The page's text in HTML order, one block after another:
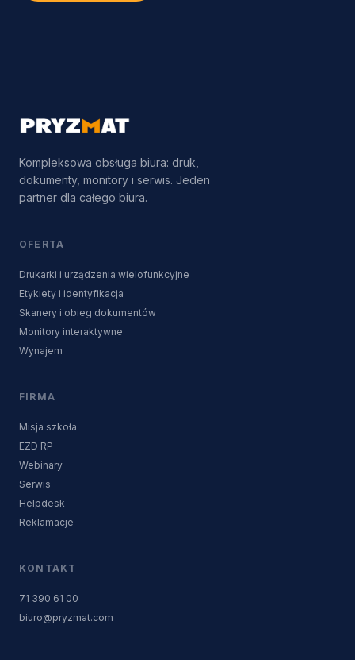
Kompleksowa obsługa biura: druk,
dokumenty, monitory i serwis. Jeden
partner dla całego biura.
OFERTA
Drukarki i urządzenia wielofunkcyjne
Etykiety i identyfikacja
Skanery i obieg dokumentów
Monitory interaktywne
Wynajem
FIRMA
Misja szkoła
EZD RP
Webinary
Serwis
Helpdesk
Reklamacje
KONTAKT
71 390 61 00
biuro@pryzmat.com